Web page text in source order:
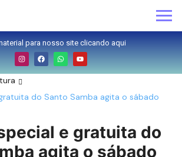
para nosso site clicando aqui
do Santo Samba agita o sábado
e gratuita do
agita o sábado